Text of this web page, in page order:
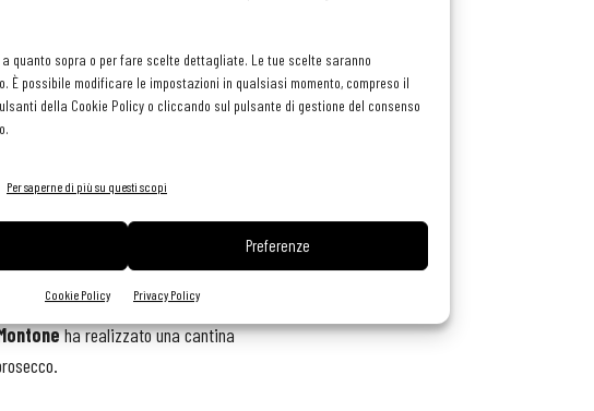
quanto sopra o per fare scelte dettagliate. Le tue scelte saranno
È possibile modificare le impostazioni in qualsiasi momento, compreso il
della Cookie Policy o cliccando sul pulsante di gestione del consenso
Per saperne di più su questi scopi
Preferenze
Cookie Policy Privacy Policy
di maggiore freschezza, con i tannini
di frutti rossi. Nei vini bianchi,
dei solfiti e cala l’acidità.
di Forno, nei pressi di Talamone. Qui
cabernet sauvignon e franc e merlot. Al
ha realizzato una cantina